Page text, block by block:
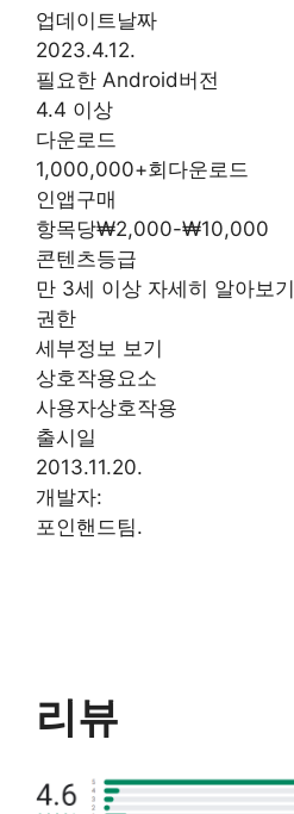
업데이트날짜
2023.4.12.
필요한 Android버전
4.4 이상
다운로드
1,000,000+회다운로드
인앱구매
항목당₩2,000-₩10,000
콘텐츠등급
만 3세 이상 자세히 알아보기
권한
세부정보 보기
상호작용요소
사용자상호작용
출시일
2013.11.20.
개발자:
포인핸드팀.
리뷰